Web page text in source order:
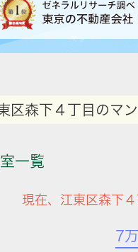
区森下４丁目のマ
一覧
現在、江東区森下
7